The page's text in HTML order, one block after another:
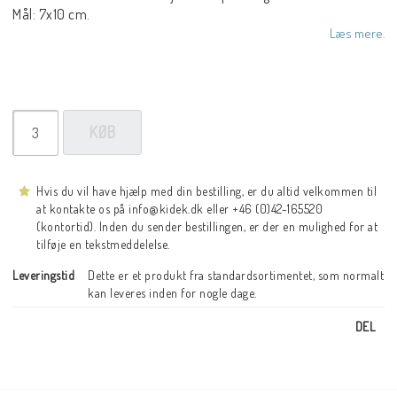
Mål: 7x10 cm.
Læs mere.
KØB
Hvis du vil have hjælp med din bestilling, er du altid velkommen til
at kontakte os på info@kidek.dk eller +46 (0)42-165520
(kontortid). Inden du sender bestillingen, er der en mulighed for at
tilføje en tekstmeddelelse.
Leveringstid
Dette er et produkt fra standardsortimentet, som normalt
kan leveres inden for nogle dage.
DEL